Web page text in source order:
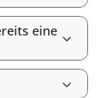
eine